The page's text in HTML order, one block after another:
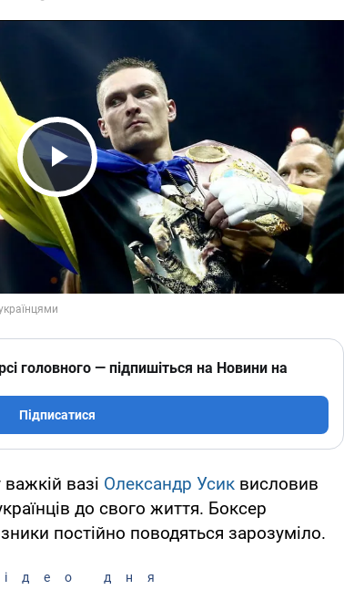
Play Video
головного — підпишіться на Новини на
Підписатися
вазі Олександр Усик висловив
до свого життя. Боксер
постійно поводяться зарозуміло.
дня